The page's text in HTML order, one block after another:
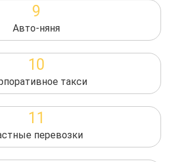
9
Авто-няня
10
такси
11
перевозки